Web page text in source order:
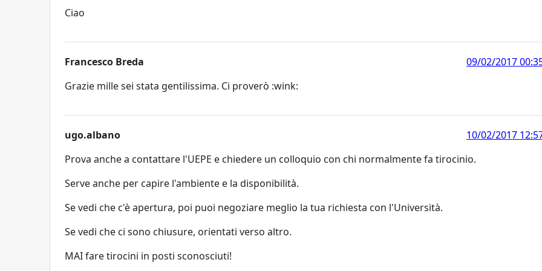
Ciao
Francesco Breda
09/02/2017
Grazie mille sei stata gentilissima. Ci proverò :wink:
ugo.albano
10/02/2017
Prova anche a contattare l'UEPE e chiedere un colloquio con chi normalmente fa tirocinio.
Serve anche per capire l'ambiente e la disponibilità.
Se vedi che c'è apertura, poi puoi negoziare meglio la tua richiesta con l'Università.
Se vedi che ci sono chiusure, orientati verso altro.
MAI fare tirocini in posti sconosciuti!